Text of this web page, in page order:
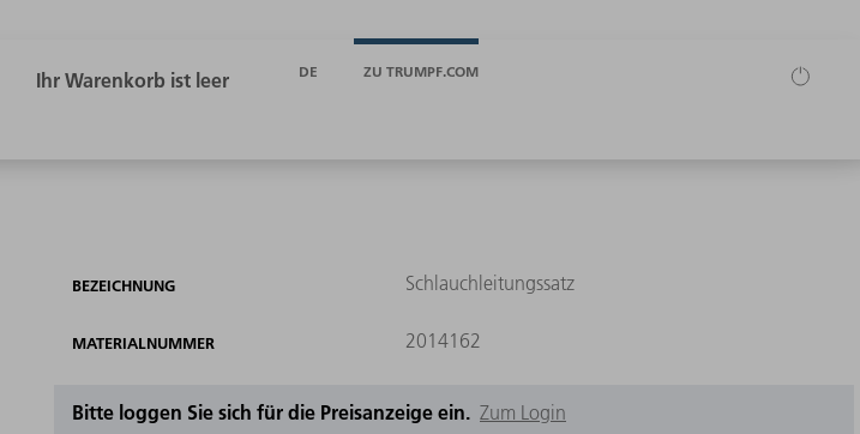
DE ZU TRUMPF.COM
BEZEICHNUNG Schlauchleitungssatz
MATERIALNUMMER 2014162
Bitte loggen Sie sich für die Preisanzeige ein. Zum Login